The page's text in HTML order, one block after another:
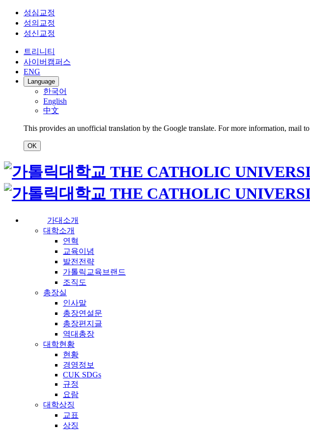
성심교정
성의교정
성신교정
트리니티
사이버캠퍼스
ENG
Language
한국어
English
中文
This provides an unofficial translation by the Google translate. For more information, mail to
OK
가대소개
대학소개
연혁
교육이념
발전전략
가톨릭교육브랜드
조직도
총장실
인사말
총장연설문
총장편지글
역대총장
대학현황
현황
경영정보
CUK SDGs
규정
요람
대학상징
교표
상징